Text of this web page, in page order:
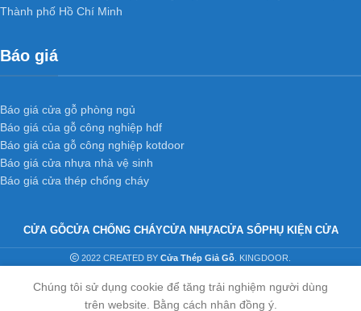
: Kingdoor, Hoabinhdoor…
Liên hệ Hotline: 0917103355
giá cửa gỗ công nghiệp HDF một cách nhanh nhất.
HỆ THỐNG XƯỞNG SẢN XUẤT
Xưởng 1 :35/T2 Vườn Lài, P. An Phú Đông, Q. 12,
Tp.HCM
Xưởng 2 :
Số 361 TX25, Phường Thạnh Xuân, Q12, TP.
Phường Bửu Hòa, Thành phố Biên Hoà, Tỉnh Đồng Nai
cuanhuacomposite.net–kingdoor.com.vn
Email : dongpham.hoabinh
door@gmail.com
Thành phố Hồ Chí Minh
Báo giá
Báo giá cửa gỗ phòng ngủ
Báo giá của gỗ công nghiệp hdf
Báo giá của gỗ công nghiệp kotdoor
Báo giá cửa nhựa nhà vệ sinh
Báo giá cửa thép chống cháy
CỬA GỖCỬA CHỐNG CHÁYCỬA NHỰACỬA SỔPHỤ KIỆN CỬA
2022 CREATED BY Cửa Thép Giả Gỗ . KINGDOOR.
Chúng tôi sử dụng cookie để tăng trải nghiệm người dùng
trên website. Bằng cách nhân đồng ý.